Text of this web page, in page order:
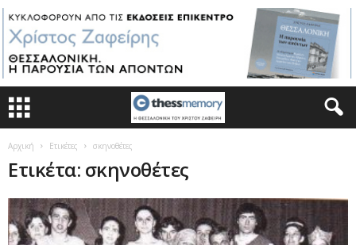
Αρχική Ετικέτες σκηνοθέτες
Ετικέτα: σκηνοθέτες